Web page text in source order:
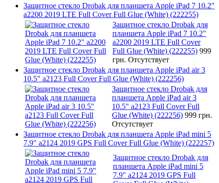
Защитное стекло Drobak для планшета Apple iPad 7 10.2"
a2200 2019 LTE Full Cover Full Glue (White) (222255)
Защитное стекло Drobak для
планшета Apple iPad 7 10.2"
a2200 2019 LTE Full Cover
Full Glue (White) (222255) 999
грн. Отсутствует
Защитное стекло Drobak для планшета Apple iPad air 3
10.5" a2123 Full Cover Full Glue (White) (222256)
Защитное стекло Drobak для
планшета Apple iPad air 3
10.5" a2123 Full Cover Full
Glue (White) (222256) 999 грн.
Отсутствует
Защитное стекло Drobak для планшета Apple iPad mini 5
7.9" a2124 2019 GPS Full Cover Full Glue (White) (222257)
Защитное стекло Drobak для
планшета Apple iPad mini 5
7.9" a2124 2019 GPS Full